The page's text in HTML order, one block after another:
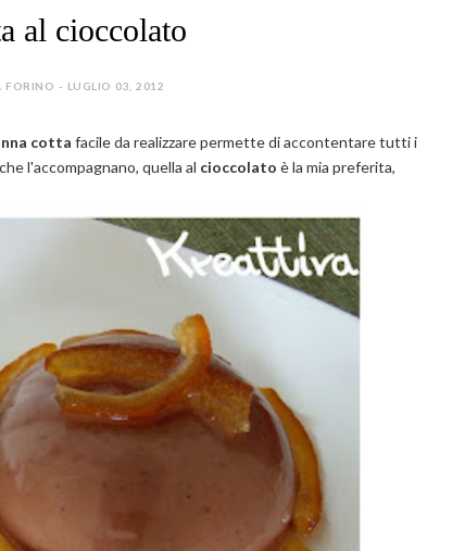
al cioccolato
FORINO - LUGLIO 03, 2012
cotta facile da realizzare permette di accontentare tutti i
che l'accompagnano, quella al cioccolato è la mia preferita,